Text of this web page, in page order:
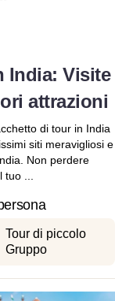
India: Visite
attrazioni
di tour in India
siti meravigliosi e
Non perdere
...
Tour di piccolo
Gruppo